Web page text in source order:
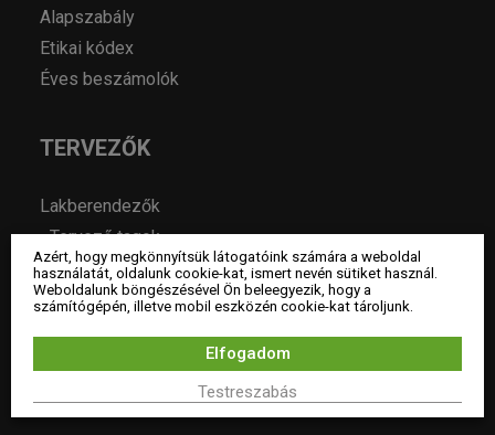
Alapszabály
Etikai kódex
Éves beszámolók
TERVEZŐK
Lakberendezők
Tervező tagok
Pártoló tagok
Hallgató tagok
CÉGEK
Azért, hogy megkönnyítsük látogatóink számára a weboldal
használatát, oldalunk cookie-kat, ismert nevén sütiket használ.
Weboldalunk böngészésével Ön beleegyezik, hogy a
számítógépén, illetve mobil eszközén cookie-kat tároljunk.
Testreszabás
Elfogadom